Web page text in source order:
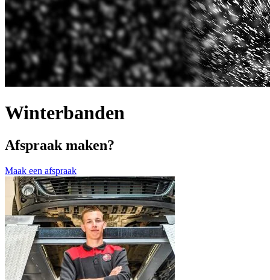
Winterbanden
Afspraak maken?
Maak een afspraak